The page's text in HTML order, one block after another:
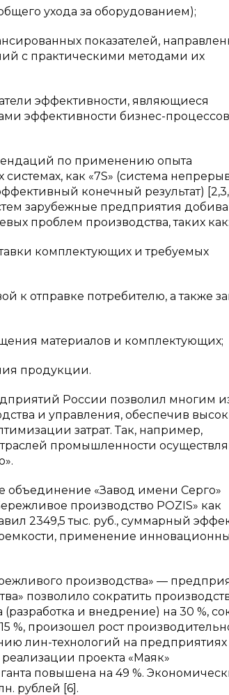
ухода за оборудованием);
показателей,
с практическими методами их
эффективности, являющиеся
эффективности бизнес-процессов
по применению опыта
как «7S» (система
конечный результат)
зарубежные предприятия
проблем производства, таких как:
комплектующих и требуемых
потребителю, а также
материалов и комплектующих;
продукции.
России позволил многим
и управления, обеспечив
затрат. Так, например,
промышленности
объединение «Завод имени Серго»
производство POZIS» как
2349,5 тыс. руб., суммарный
применение
производства» —
позволило сократить
и внедрение) на 30 %,
%, произошел рост
лин-технологий на предприятиях
реализации проекта «Маяк»
повышена на 49 %.
рублей [6].